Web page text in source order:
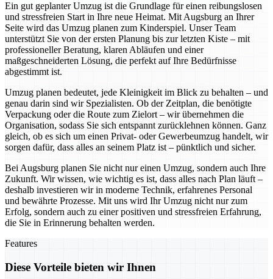
Ein gut geplanter Umzug ist die Grundlage für einen reibungslosen
und stressfreien Start in Ihre neue Heimat. Mit Augsburg an Ihrer
Seite wird das Umzug planen zum Kinderspiel. Unser Team
unterstützt Sie von der ersten Planung bis zur letzten Kiste – mit
professioneller Beratung, klaren Abläufen und einer
maßgeschneiderten Lösung, die perfekt auf Ihre Bedürfnisse
abgestimmt ist.
Umzug planen bedeutet, jede Kleinigkeit im Blick zu behalten – und
genau darin sind wir Spezialisten. Ob der Zeitplan, die benötigte
Verpackung oder die Route zum Zielort – wir übernehmen die
Organisation, sodass Sie sich entspannt zurücklehnen können. Ganz
gleich, ob es sich um einen Privat- oder Gewerbeumzug handelt, wir
sorgen dafür, dass alles an seinem Platz ist – pünktlich und sicher.
Bei Augsburg planen Sie nicht nur einen Umzug, sondern auch Ihre
Zukunft. Wir wissen, wie wichtig es ist, dass alles nach Plan läuft –
deshalb investieren wir in moderne Technik, erfahrenes Personal
und bewährte Prozesse. Mit uns wird Ihr Umzug nicht nur zum
Erfolg, sondern auch zu einer positiven und stressfreien Erfahrung,
die Sie in Erinnerung behalten werden.
Features
Diese Vorteile bieten wir Ihnen